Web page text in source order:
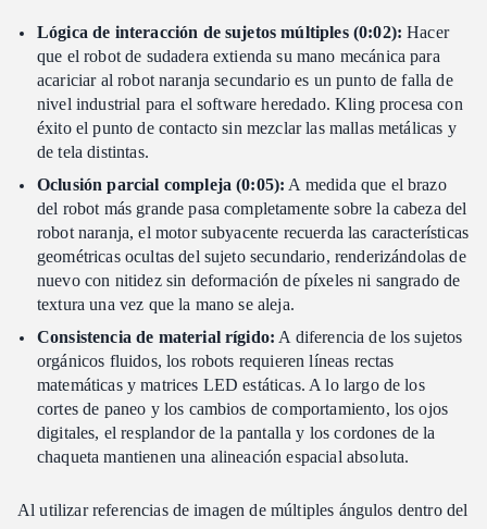
Lógica de interacción de sujetos múltiples (0:02): Hacer
que el robot de sudadera extienda su mano mecánica para
acariciar al robot naranja secundario es un punto de falla de
nivel industrial para el software heredado. Kling procesa con
éxito el punto de contacto sin mezclar las mallas metálicas y
de tela distintas.
Oclusión parcial compleja (0:05): A medida que el brazo
del robot más grande pasa completamente sobre la cabeza del
robot naranja, el motor subyacente recuerda las características
geométricas ocultas del sujeto secundario, renderizándolas de
nuevo con nitidez sin deformación de píxeles ni sangrado de
textura una vez que la mano se aleja.
Consistencia de material rígido: A diferencia de los sujetos
orgánicos fluidos, los robots requieren líneas rectas
matemáticas y matrices LED estáticas. A lo largo de los
cortes de paneo y los cambios de comportamiento, los ojos
digitales, el resplandor de la pantalla y los cordones de la
chaqueta mantienen una alineación espacial absoluta.
Al utilizar referencias de imagen de múltiples ángulos dentro del